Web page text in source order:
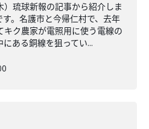
）琉球新報の記事から紹介しま
。名護市と今帰仁村で、去年
キク農家が電照用に使う電線の
ある銅線を狙ってい...